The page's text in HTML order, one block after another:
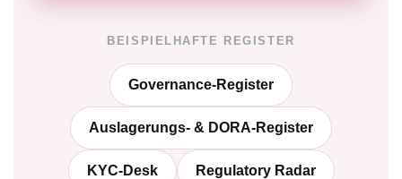
BEISPIELHAFTE REGISTER
Governance-Register
Auslagerungs- & DORA-Register
KYC-Desk Regulatory Radar